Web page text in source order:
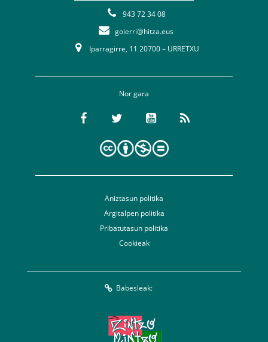
943 72 34 08
goierri@hitza.eus
Iparragirre, 11 20700 – URRETXU
Nor gara
Aniztasun politika
Argitalpen politika
Pribatutasun politika
Cookieak
Babesleak: